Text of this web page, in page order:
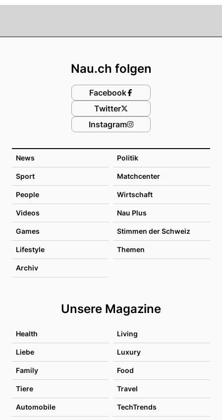
News Politik
Sport Matchcenter
People Wirtschaft
Videos Nau Plus
Games Stimmen der Schweiz
Lifestyle Themen
Archiv
Unsere Magazine
Health Living
Liebe Luxury
Family Food
Tiere Travel
Automobile TechTrends
Nau.ch folgen
Facebook
Twitter
Instagram